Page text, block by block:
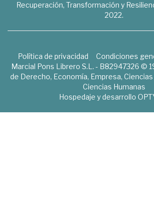
Recuperación, Transformación y
2022.
Política de privacidad Condiciones
Marcial Pons Librero S.L. - B82947326 ©
de Derecho, Economía, Empresa,
Ciencias Humanas
Hospedaje y desarrollo